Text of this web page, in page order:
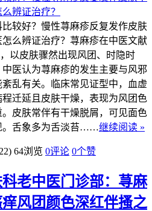
好？慢性荨麻疹反复发作皮肤
么辨证治疗？荨麻疹在中医文献
以皮肤骤然出现风团、时隐时
医认为荨麻疹的发生主要与风邪
乱有关。临床常见证型中，血虚
迁延且皮肤干燥，表现为风团色
皮肤常伴有干燥脱屑，可见面色
。舌象多为舌淡苔……继续阅读 »
64浏览 0评论 0个赞
老中医门诊部：荨麻
风团颜色深红伴搔之